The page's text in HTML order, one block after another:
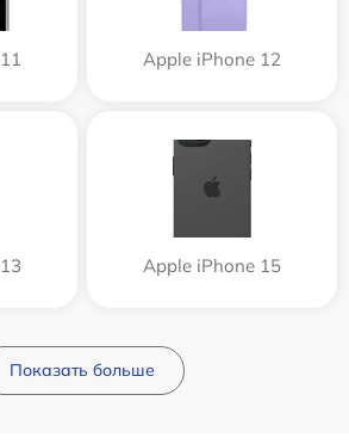
Apple iPhone 12
Apple iPhone 15
Показать больше